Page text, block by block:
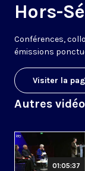
Hors-
Conférences,
émissions
Visiter la
Autres
01:05:37